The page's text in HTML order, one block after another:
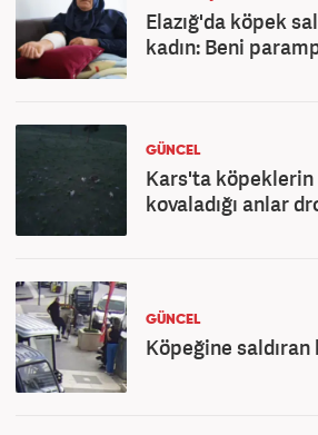
Elazığ'da köpek
kadın: Beni
GÜNCEL
Kars'ta köpeklerin
kovaladığı anlar
GÜNCEL
Köpeğine